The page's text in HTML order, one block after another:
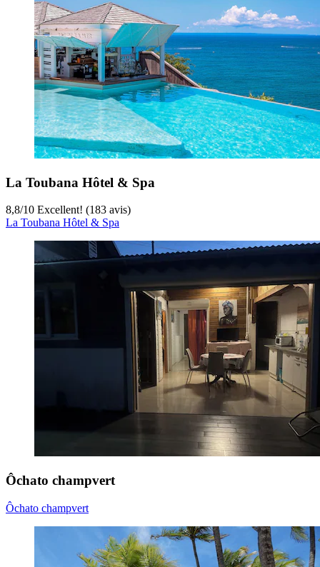
La Toubana Hôtel & Spa
8,8/10 Excellent! (183 avis)
La Toubana Hôtel & Spa
Ôchato champvert
Ôchato champvert